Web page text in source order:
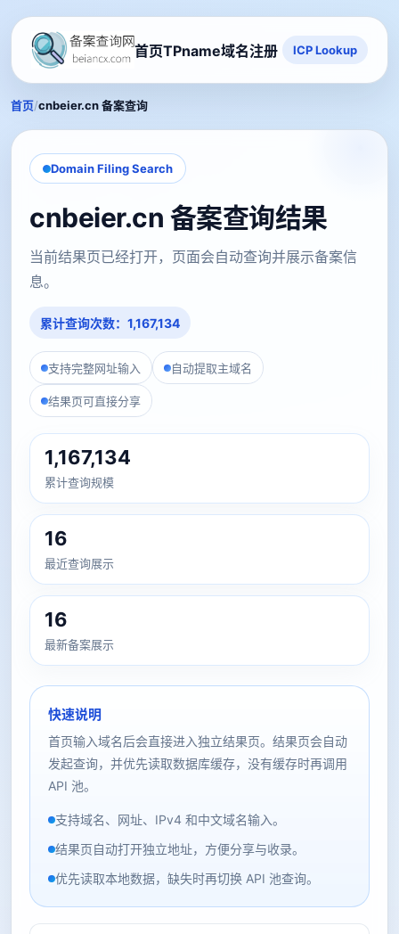
首页TPname域名注册 ICP Lookup
首页/cnbeier.cn 备案查询
Domain Filing Search
cnbeier.cn 备案查询结果
当前结果页已经打开，页面会自动查询并展示备案信
息。
累计查询次数：1,167,134
支持完整网址输入 自动提取主域名
结果页可直接分享
1,167,134
累计查询规模
16
最近查询展示
16
最新备案展示
快速说明
首页输入域名后会直接进入独立结果页。结果页会自动
发起查询，并优先读取数据库缓存，没有缓存时再调用
API 池。
支持域名、网址、IPv4 和中文域名输入。
结果页自动打开独立地址，方便分享与收录。
优先读取本地数据，缺失时再切换 API 池查询。